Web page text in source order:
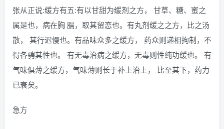
张从正说:缓方有五:有以甘甜为缓剂之方， 甘草、糖、蜜之
属是也，病在胸 膈，取其留恋也。有丸剂缓之之方，比之汤
散， 其行迟慢也。有品味众多之缓方， 药众则递相拘制，不
得各骋其性也。 有无毒治病之缓方，无毒则性纯功缓也。 有
气味俱薄之缓方，气味薄则长于补上治上， 比至其下，药力
已衰矣。
急方